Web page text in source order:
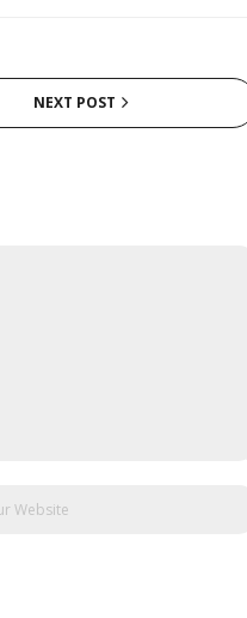
NEXT POST